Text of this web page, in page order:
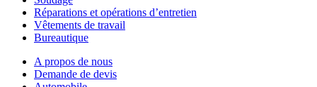
Réparations et opérations d’entretien
Vêtements de travail
Bureautique
A propos de nous
Demande de devis